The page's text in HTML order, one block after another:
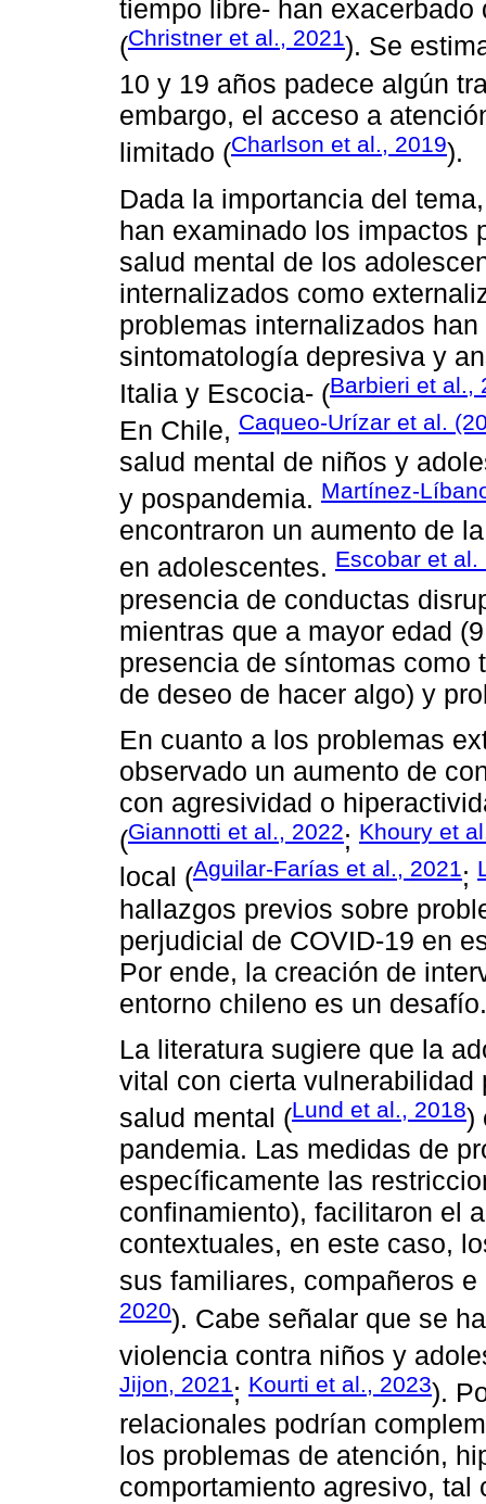
tiempo libre- han
(Christner et al., 2021). Se
10 y 19 años padece algún
embargo, el acceso a
limitado (Charlson et al., 2019).
Dada la importancia del
han examinado los impactos
salud mental de los
internalizados como
problemas internalizados
sintomatología depresiva y
Italia y Escocia- (Barbieri et al.,
En Chile, Caqueo-Urízar et al.
salud mental de niños y
y pospandemia. Martínez-
encontraron un aumento de
en adolescentes. Escobar et al.
presencia de conductas
mientras que a mayor edad
presencia de síntomas como
de deseo de hacer algo) y
En cuanto a los problemas
observado un aumento de
con agresividad o
(Giannotti et al., 2022; Khoury et
local (Aguilar-Farías et al., 2021;
hallazgos previos sobre
perjudicial de COVID-19 en
Por ende, la creación de
entorno chileno es un desafío.
La literatura sugiere que la
vital con cierta
salud mental (Lund et al., 2018)
pandemia. Las medidas de
específicamente las
confinamiento), facilitaron el
contextuales, en este caso,
sus familiares, compañeros
2020). Cabe señalar que se
violencia contra niños y
Jijon, 2021; Kourti et al., 2023).
relacionales podrían
los problemas de atención,
comportamiento agresivo,